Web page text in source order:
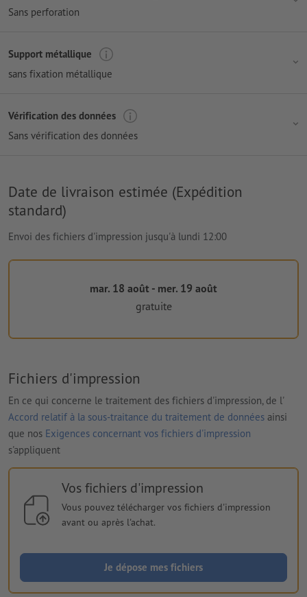
Sans perforation
Support métallique
sans fixation métallique
Vérification des données
Sans vérification des données
Date de livraison estimée (Expédition
standard)
Envoi des fichiers d'impression jusqu'à lundi 12:00
mar. 18 août - mer. 19 août
gratuite
Fichiers d'impression
En ce qui concerne le traitement des fichiers d'impression, de l'
Accord relatif à la sous-traitance du traitement de données ainsi
que nos Exigences concernant vos fichiers d'impression
s'appliquent
Vos fichiers d'impression
Vous pouvez télécharger vos fichiers d'impression
avant ou après l'achat.
Je dépose mes fichiers